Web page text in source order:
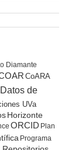
Diamante
CoARA
Datos de
UVa
Horizonte
ORCID Plan
Programa